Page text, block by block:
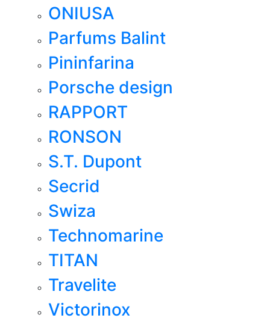
ONIUSA
Parfums Balint
Pininfarina
Porsche design
RAPPORT
RONSON
S.T. Dupont
Secrid
Swiza
Technomarine
TITAN
Travelite
Victorinox